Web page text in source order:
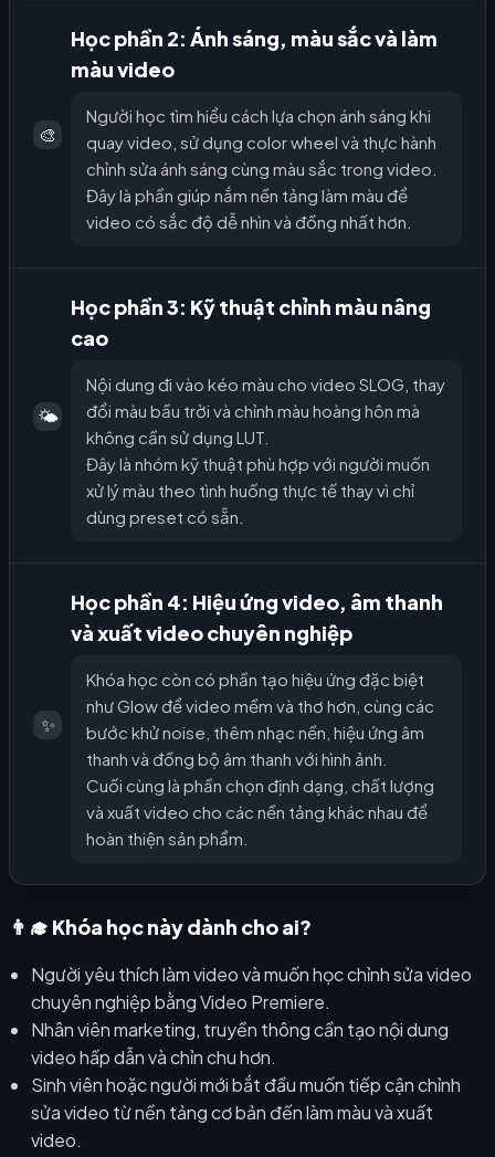
🎨
Học phần 2: Ánh sáng, màu sắc và làm
màu video
Người học tìm hiểu cách lựa chọn ánh sáng khi
quay video, sử dụng color wheel và thực hành
chỉnh sửa ánh sáng cùng màu sắc trong video.
Đây là phần giúp nắm nền tảng làm màu để
video có sắc độ dễ nhìn và đồng nhất hơn.
🌤️
Học phần 3: Kỹ thuật chỉnh màu nâng
cao
Nội dung đi vào kéo màu cho video SLOG, thay
đổi màu bầu trời và chỉnh màu hoàng hôn mà
không cần sử dụng LUT.
Đây là nhóm kỹ thuật phù hợp với người muốn
xử lý màu theo tình huống thực tế thay vì chỉ
dùng preset có sẵn.
✨
Học phần 4: Hiệu ứng video, âm thanh
và xuất video chuyên nghiệp
Khóa học còn có phần tạo hiệu ứng đặc biệt
như Glow để video mềm và thơ hơn, cùng các
bước khử noise, thêm nhạc nền, hiệu ứng âm
thanh và đồng bộ âm thanh với hình ảnh.
Cuối cùng là phần chọn định dạng, chất lượng
và xuất video cho các nền tảng khác nhau để
hoàn thiện sản phẩm.
👨‍🎓 Khóa học này dành cho ai?
Người yêu thích làm video và muốn học chỉnh sửa video
chuyên nghiệp bằng Video Premiere.
Nhân viên marketing, truyền thông cần tạo nội dung
video hấp dẫn và chỉn chu hơn.
Sinh viên hoặc người mới bắt đầu muốn tiếp cận chỉnh
sửa video từ nền tảng cơ bản đến làm màu và xuất
video.